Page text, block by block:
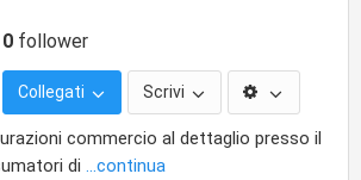
0 follower
Collegati Scrivi
commercio al dettaglio presso il
di ...continua